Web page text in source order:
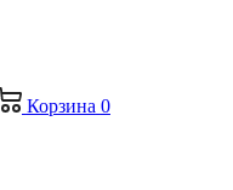
Корзина 0